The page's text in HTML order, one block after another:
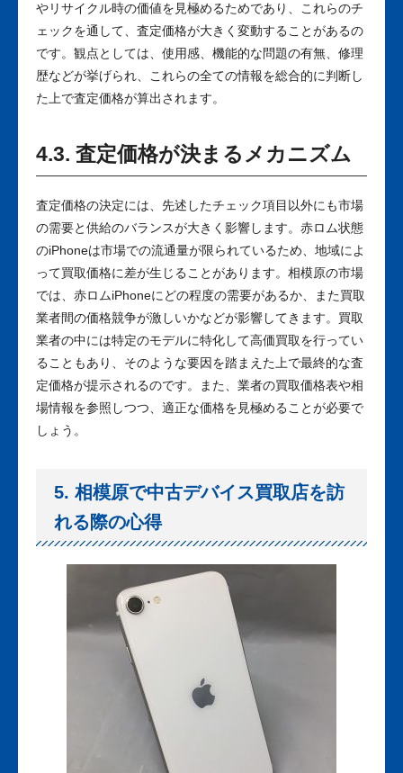
やリサイクル時の価値を見極めるためであり、これらのチ
ェックを通して、査定価格が大きく変動することがあるの
です。観点としては、使用感、機能的な問題の有無、修理
歴などが挙げられ、これらの全ての情報を総合的に判断し
た上で査定価格が算出されます。
4.3. 査定価格が決まるメカニズム
査定価格の決定には、先述したチェック項目以外にも市場
の需要と供給のバランスが大きく影響します。赤ロム状態
のiPhoneは市場での流通量が限られているため、地域によ
って買取価格に差が生じることがあります。相模原の市場
では、赤ロムiPhoneにどの程度の需要があるか、また買取
業者間の価格競争が激しいかなどが影響してきます。買取
業者の中には特定のモデルに特化して高価買取を行ってい
ることもあり、そのような要因を踏まえた上で最終的な査
定価格が提示されるのです。また、業者の買取価格表や相
場情報を参照しつつ、適正な価格を見極めることが必要で
しょう。
5. 相模原で中古デバイス買取店を訪
れる際の心得